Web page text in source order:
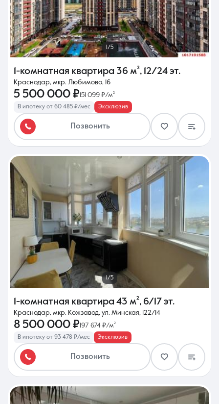
1/5
1-комнатная квартира 36 м², 12/24 эт.
Краснодар, мкр. Любимово, 16
5 500 000 ₽ 151 099 ₽/м²
В ипотеку от 60 485 ₽/мес Эксклюзив
Позвонить
1/5
1-комнатная квартира 43 м², 6/17 эт.
Краснодар, мкр. Кожзавод, ул. Минская, 122/14
8 500 000 ₽ 197 674 ₽/м²
В ипотеку от 93 478 ₽/мес Эксклюзив
Позвонить